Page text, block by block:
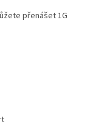
přenášet 1G